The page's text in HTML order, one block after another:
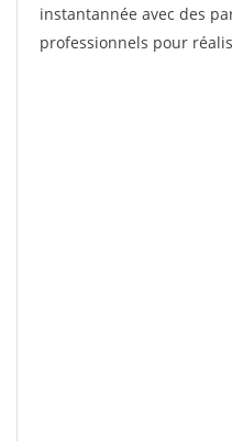
instantannée avec des
professionnels pour